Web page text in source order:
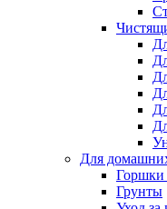
Для
Грунты